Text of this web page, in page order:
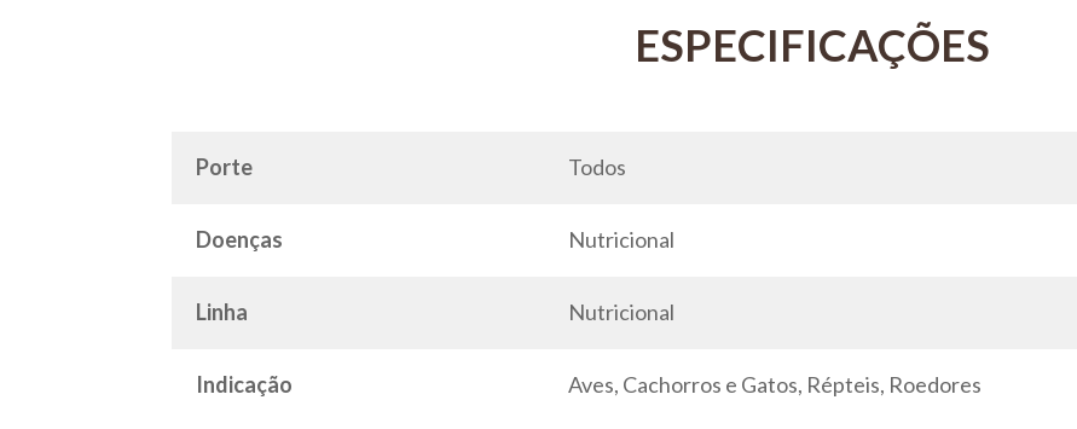
Porte Todos
Doenças Nutricional
Linha Nutricional
Indicação Aves, Cachorros e Gatos, Répteis, Roedores